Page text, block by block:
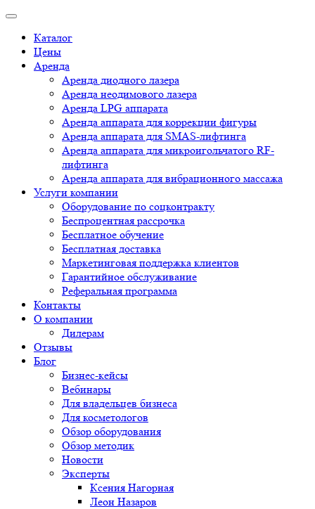
Каталог
Цены
Аренда
Аренда диодного лазера
Аренда неодимового лазера
Аренда LPG аппарата
Аренда аппарата для коррекции фигуры
Аренда аппарата для SMAS-лифтинга
Аренда аппарата для микроигольчатого RF-
лифтинга
Аренда аппарата для вибрационного массажа
Услуги компании
Оборудование по соцконтракту
Беспроцентная рассрочка
Бесплатное обучение
Бесплатная доставка
Маркетинговая поддержка клиентов
Гарантийное обслуживание
Реферальная программа
Контакты
О компании
Дилерам
Отзывы
Блог
Бизнес-кейсы
Вебинары
Для владельцев бизнеса
Для косметологов
Обзор оборудования
Обзор методик
Новости
Эксперты
Ксения Нагорная
Леон Назаров